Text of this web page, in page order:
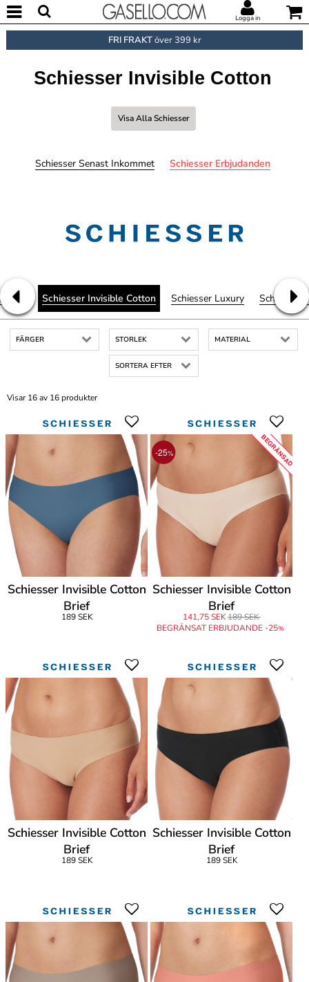
Logga in
FRI FRAKTöver 399 kr
Schiesser Invisible Cotton
Visa Alla Schiesser
Schiesser Senast Inkommet Schiesser Erbjudanden
Schiesser Invisible Cotton Schiesser Luxury Schiesser
FÄRGER STORLEK MATERIAL
SORTERA EFTER
Visar 16 av 16 produkter
Schiesser Invisible Cotton
Brief
189 SEK
-25% BEGRÄNSAD
Schiesser Invisible Cotton
Brief
141,75 SEK189 SEK
BEGRÄNSAT ERBJUDANDE -25%
Schiesser Invisible Cotton
Brief
189 SEK
Schiesser Invisible Cotton
Brief
189 SEK